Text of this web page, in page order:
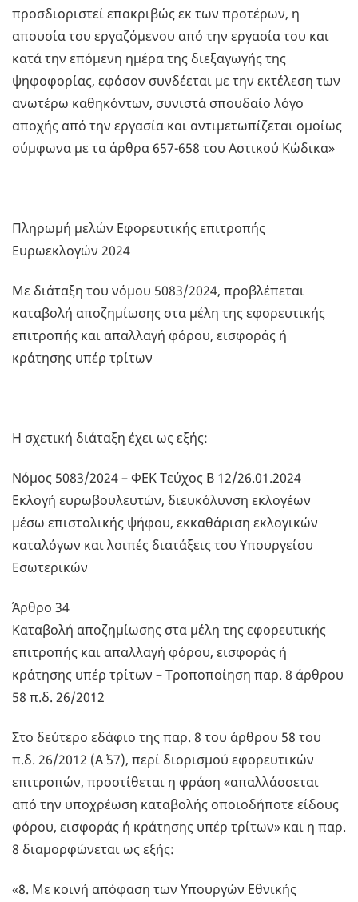
προσδιοριστεί επακριβώς εκ των προτέρων, η
απουσία του εργαζόμενου από την εργασία του και
κατά την επόμενη ημέρα της διεξαγωγής της
ψηφοφορίας, εφόσον συνδέεται με την εκτέλεση των
ανωτέρω καθηκόντων, συνιστά σπουδαίο λόγο
αποχής από την εργασία και αντιμετωπίζεται ομοίως
σύμφωνα με τα άρθρα 657-658 του Αστικού Κώδικα»
Πληρωμή μελών Εφορευτικής επιτροπής
Ευρωεκλογών 2024
Με διάταξη του νόμου 5083/2024, προβλέπεται
καταβολή αποζημίωσης στα μέλη της εφορευτικής
επιτροπής και απαλλαγή φόρου, εισφοράς ή
κράτησης υπέρ τρίτων
Η σχετική διάταξη έχει ως εξής:
Νόμος 5083/2024 – ΦΕΚ Τεύχος Β 12/26.01.2024
Εκλογή ευρωβουλευτών, διευκόλυνση εκλογέων
μέσω επιστολικής ψήφου, εκκαθάριση εκλογικών
καταλόγων και λοιπές διατάξεις του Υπουργείου
Εσωτερικών
Άρθρο 34
Καταβολή αποζημίωσης στα μέλη της εφορευτικής
επιτροπής και απαλλαγή φόρου, εισφοράς ή
κράτησης υπέρ τρίτων – Τροποποίηση παρ. 8 άρθρου
58 π.δ. 26/2012
Στο δεύτερο εδάφιο της παρ. 8 του άρθρου 58 του
π.δ. 26/2012 (Α΄ 57), περί διορισμού εφορευτικών
επιτροπών, προστίθεται η φράση «απαλλάσσεται
από την υποχρέωση καταβολής οποιοδήποτε είδους
φόρου, εισφοράς ή κράτησης υπέρ τρίτων» και η παρ.
8 διαμορφώνεται ως εξής:
«8. Με κοινή απόφαση των Υπουργών Εθνικής